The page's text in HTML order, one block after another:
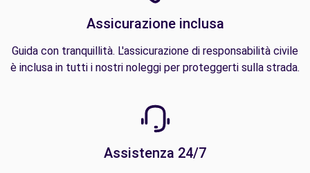
Assicurazione inclusa
Guida con tranquillità. L'assicurazione di responsabilità civile
è inclusa in tutti i nostri noleggi per proteggerti sulla strada.
Assistenza 24/7